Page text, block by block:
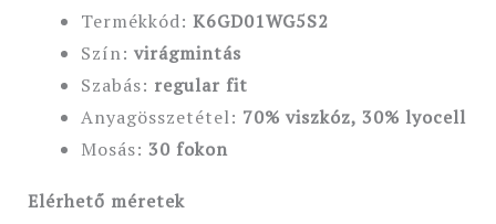
Termékkód: K6GD01WG5S2
Szín: virágmintás
Szabás: regular fit
Anyagösszetétel: 70% viszkóz, 30% lyocell
Mosás: 30 fokon
Elérhető méretek